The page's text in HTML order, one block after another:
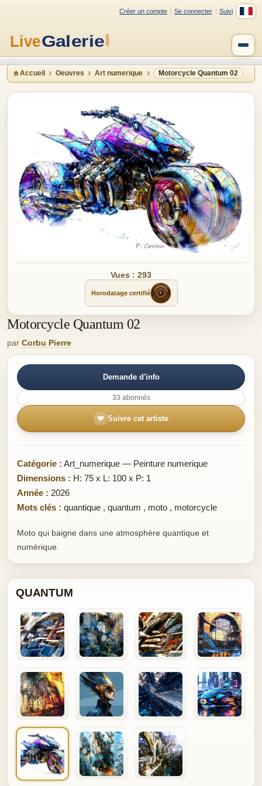
Créer un compte Se connecter Suivi
Accueil Oeuvres Art numerique Motorcycle Quantum 02
Vues : 293
Horodatage certifié
Motorcycle Quantum 02
par Corbu Pierre
Demande d'info
33 abonnés
❤ Suivre cet artiste
Catégorie : Art_numerique — Peinture numerique
Dimensions : H: 75 x L: 100 x P: 1
Année : 2026
Mots clés : quantique , quantum , moto , motorcycle
Moto qui baigne dans une atmosphère quantique et
numérique.
QUANTUM